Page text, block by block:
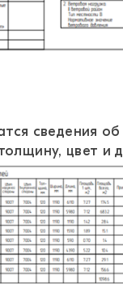
сведения
цвет и